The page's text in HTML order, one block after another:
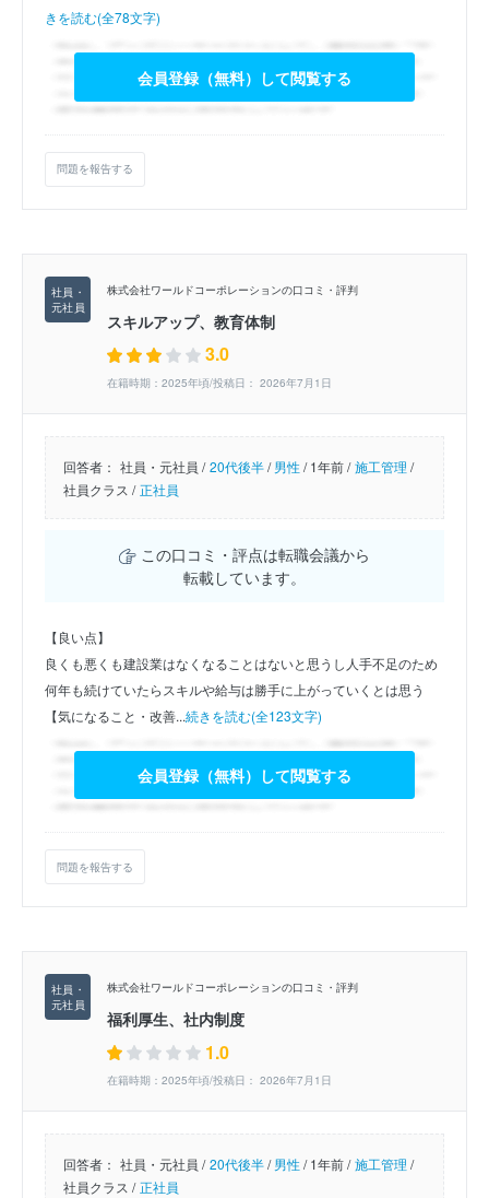
きを読む(全78文字)
会員登録（無料）して閲覧する
問題を報告する
株式会社ワールドコーポレーションの口コミ・評判
スキルアップ、教育体制
3.0
在籍時期：2025年頃/投稿日： 2026年7月1日
回答者： 社員・元社員 / 20代後半/男性/1年前 / 施工管理 /
社員クラス / 正社員
この口コミ・評点は転職会議から
転載しています。
【良い点】
良くも悪くも建設業はなくなることはないと思うし人手不足のため
何年も続けていたらスキルや給与は勝手に上がっていくとは思う
【気になること・改善...続きを読む(全123文字)
会員登録（無料）して閲覧する
問題を報告する
株式会社ワールドコーポレーションの口コミ・評判
福利厚生、社内制度
1.0
在籍時期：2025年頃/投稿日： 2026年7月1日
回答者： 社員・元社員 / 20代後半/男性/1年前 / 施工管理 /
社員クラス / 正社員